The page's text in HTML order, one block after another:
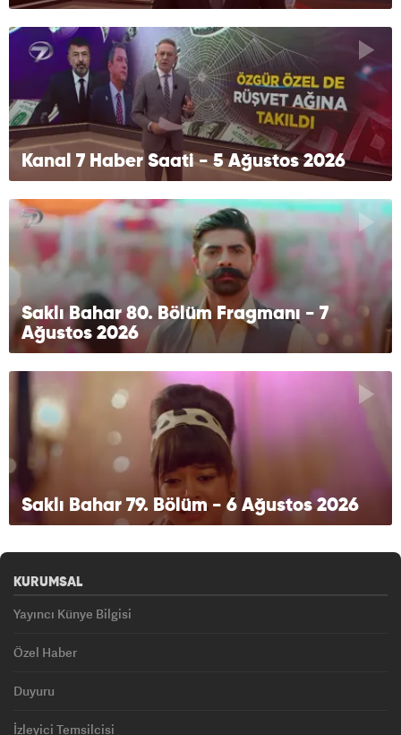
Kanal 7 Haber Saati - 5 Ağustos 2026
Saklı Bahar 80. Bölüm Fragmanı - 7
Ağustos 2026
Saklı Bahar 79. Bölüm - 6 Ağustos 2026
KURUMSAL
Yayıncı Künye Bilgisi
Özel Haber
Duyuru
İzleyici Temsilcisi